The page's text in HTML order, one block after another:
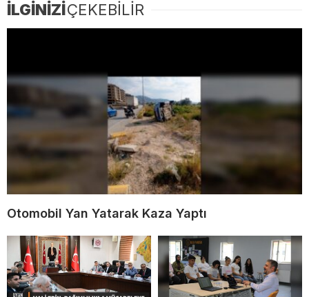
İLGİNİZİÇEKEBİLİR
Otomobil Yan Yatarak Kaza Yaptı